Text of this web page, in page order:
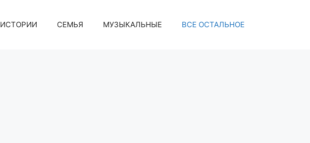
ИСТОРИИ СЕМЬЯ МУЗЫКАЛЬНЫЕ ВСЕ ОСТАЛЬНОЕ